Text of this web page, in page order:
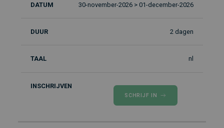
30-november-2026 > 01-december-2026
2 dagen
nl
SCHRIJF IN